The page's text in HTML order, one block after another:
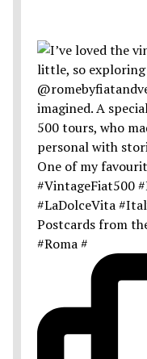
Postcards from
#Roma #